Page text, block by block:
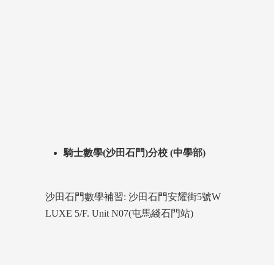
騎士數學(沙田石門)分校 (中學部)
沙田石門數學補習: 沙田石門安耀街5號W
LUXE 5/F. Unit N07(屯馬綫石門站)